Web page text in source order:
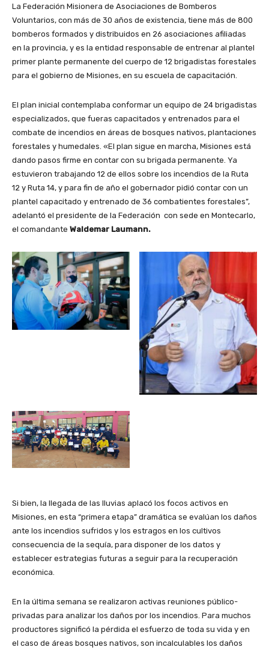
La Federación Misionera de Asociaciones de Bomberos
Voluntarios, con más de 30 años de existencia, tiene más de 800
bomberos formados y distribuidos en 26 asociaciones afiliadas
en la provincia, y es la entidad responsable de entrenar al plantel
primer plante permanente del cuerpo de 12 brigadistas forestales
para el gobierno de Misiones, en su escuela de capacitación.
El plan inicial contemplaba conformar un equipo de 24 brigadistas
especializados, que fueras capacitados y entrenados para el
combate de incendios en áreas de bosques nativos, plantaciones
forestales y humedales. «El plan sigue en marcha, Misiones está
dando pasos firme en contar con su brigada permanente. Ya
estuvieron trabajando 12 de ellos sobre los incendios de la Ruta
12 y Ruta 14, y para fin de año el gobernador pidió contar con un
plantel capacitado y entrenado de 36 combatientes forestales”,
adelantó el presidente de la Federación con sede en Montecarlo,
el comandante Waldemar Laumann.
Si bien, la llegada de las lluvias aplacó los focos activos en
Misiones, en esta “primera etapa” dramática se evalúan los daños
ante los incendios sufridos y los estragos en los cultivos
consecuencia de la sequía, para disponer de los datos y
establecer estrategias futuras a seguir para la recuperación
económica.
En la última semana se realizaron activas reuniones público-
privadas para analizar los daños por los incendios. Para muchos
productores significó la pérdida el esfuerzo de toda su vida y en
el caso de áreas bosques nativos, son incalculables los daños